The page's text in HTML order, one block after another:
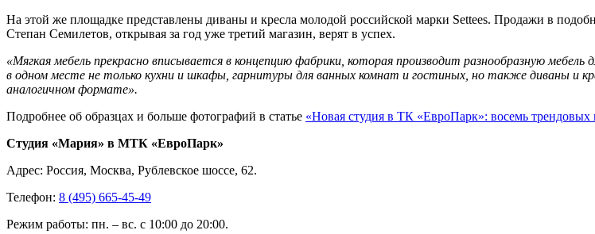
На этой же площадке представлены диваны и кресла молодой российской марки Settees. Продажи в
Степан Семилетов, открывая за год уже третий магазин, верят в успех.
«Мягкая мебель прекрасно вписывается в концепцию фабрики, которая производит разнообразную
в одном месте не только кухни и шкафы, гарнитуры для ванных комнат и гостиных, но также диваны и
аналогичном формате».
Подробнее об образцах и больше фотографий в статье «Новая студия в ТК «ЕвроПарк»: восемь трендовых
Студия «Мария» в МТК «ЕвроПарк»
Адрес: Россия, Москва, Рублевское шоссе, 62.
Телефон: 8 (495) 665-45-49
Режим работы: пн. – вс. с 10:00 до 20:00.